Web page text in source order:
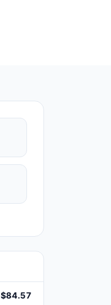
$84.57